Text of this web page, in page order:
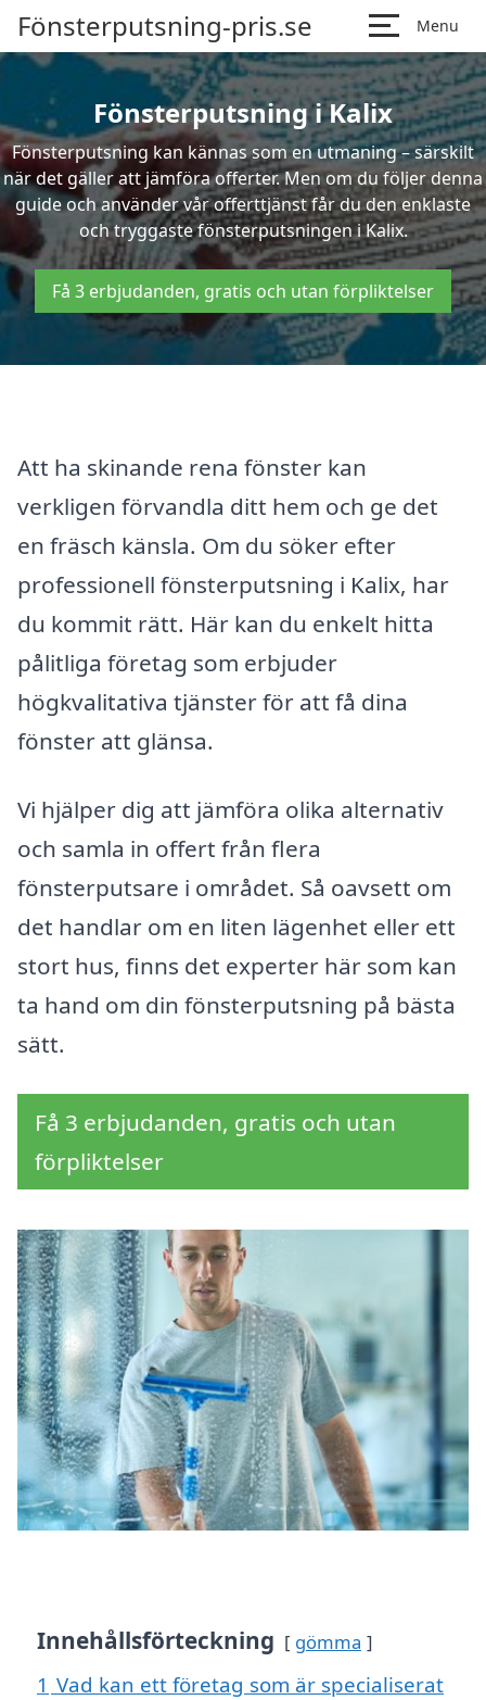
Fönsterputsning-pris.se Menu
Fönsterputsning i Kalix
Fönsterputsning kan kännas som en utmaning – särskilt
när det gäller att jämföra offerter. Men om du följer denna
guide och använder vår offerttjänst får du den enklaste
och tryggaste fönsterputsningen i Kalix.
Få 3 erbjudanden, gratis och utan förpliktelser
Att ha skinande rena fönster kan
verkligen förvandla ditt hem och ge det
en fräsch känsla. Om du söker efter
professionell fönsterputsning i Kalix, har
du kommit rätt. Här kan du enkelt hitta
pålitliga företag som erbjuder
högkvalitativa tjänster för att få dina
fönster att glänsa.
Vi hjälper dig att jämföra olika alternativ
och samla in offert från flera
fönsterputsare i området. Så oavsett om
det handlar om en liten lägenhet eller ett
stort hus, finns det experter här som kan
ta hand om din fönsterputsning på bästa
sätt.
Få 3 erbjudanden, gratis och utan
förpliktelser
Innehållsförteckning gömma
1 Vad kan ett företag som är specialiserat